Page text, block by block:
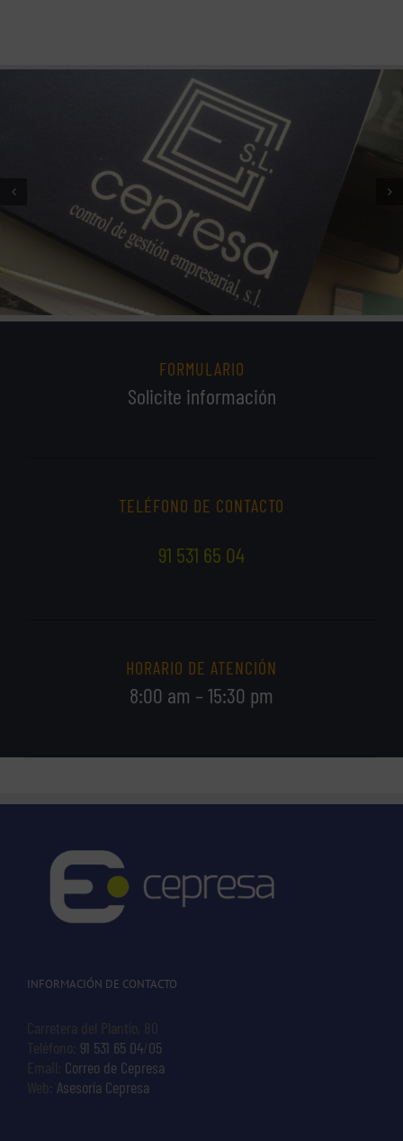
FORMULARIO
Solicite información
TELÉFONO DE CONTACTO
91 531 65 04
HORARIO DE ATENCIÓN
8:00 am – 15:30 pm
INFORMACIÓN DE CONTACTO
Carretera del Plantío, 80
Teléfono: 91 531 65 04 05
Email: Correo de Cepresa
Web: Asesoría Cepresa